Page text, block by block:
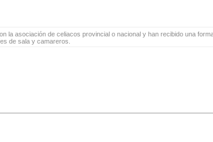
la asociación de celiacos provincial o nacional y han recibido una
de sala y camareros.